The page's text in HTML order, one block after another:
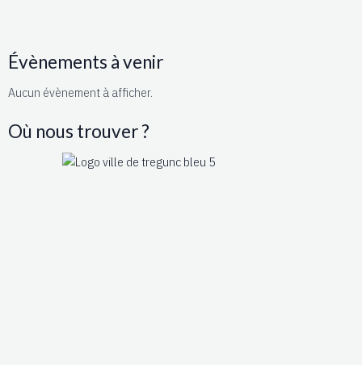
Évènements à venir
Aucun évènement à afficher.
Où nous trouver ?